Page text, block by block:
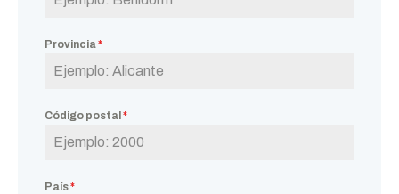
Provincia*
Código postal *
País*